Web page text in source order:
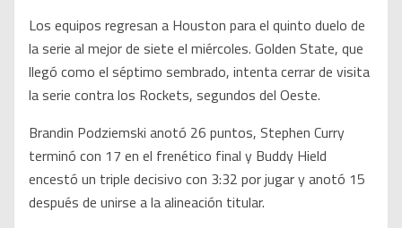
Los equipos regresan a Houston para el quinto duelo de
la serie al mejor de siete el miércoles. Golden State, que
llegó como el séptimo sembrado, intenta cerrar de visita
la serie contra los Rockets, segundos del Oeste.
Brandin Podziemski anotó 26 puntos, Stephen Curry
terminó con 17 en el frenético final y Buddy Hield
encestó un triple decisivo con 3:32 por jugar y anotó 15
después de unirse a la alineación titular.